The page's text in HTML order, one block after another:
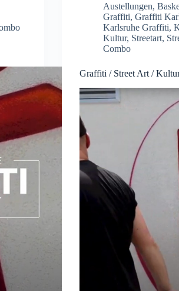
Austellungen,
Graffiti,Graffiti
Karlsruhe Graffiti,
Kultur, Streetart,
Combo
Graffiti / Street Art /